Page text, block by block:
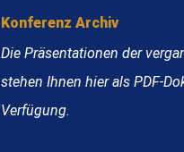
Konferenz Archiv
Die Präsentationen der
stehen Ihnen hier als PDF-
Verfügung.